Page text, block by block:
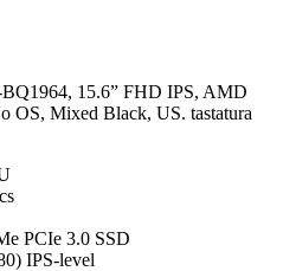
15.6” FHD IPS, AMD
OS, Mixed Black, US. tastatura
PCIe 3.0 SSD
IPS-level